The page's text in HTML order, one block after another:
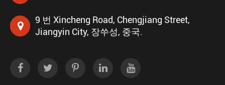
9 번 Xincheng Road, Chengjiang Street,
Jiangyin City, 장쑤성, 중국.